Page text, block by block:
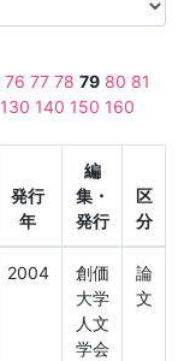
76 77 78 79 80 81
130 140 150 160
発行
年
編
集・
発行
区
分
2004
創価
大学
人文
学会
論
文